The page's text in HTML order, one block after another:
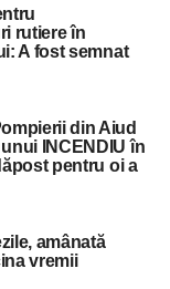
rutiere în
A fost semnat
din Aiud
INCENDIU în
pentru oi a
amânată
vremii